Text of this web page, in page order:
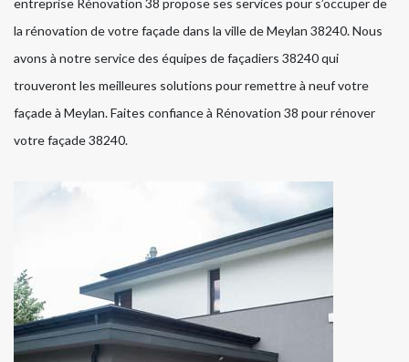
la rénovation de votre façade dans la ville de Meylan 38240. Nous
avons à notre service des équipes de façadiers 38240 qui
trouveront les meilleures solutions pour remettre à neuf votre
façade à Meylan. Faites confiance à Rénovation 38 pour rénover
votre façade 38240.